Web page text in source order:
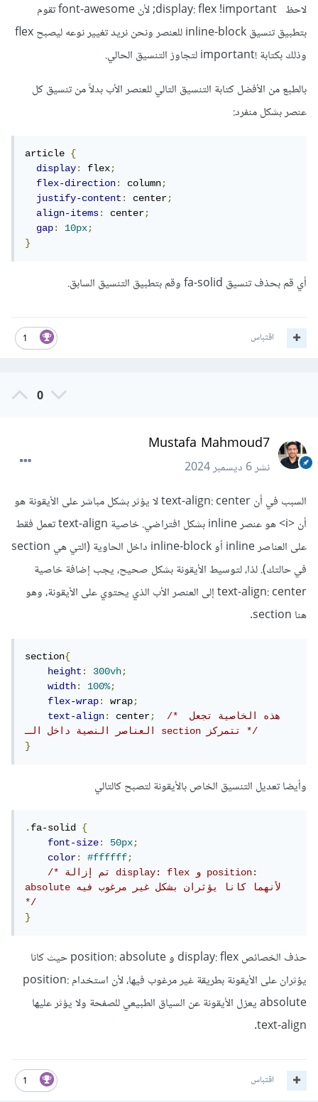
لاحظ display: flex !important; لأن font-awesome تقوم
بتطبيق تنسيق inline-block للعنصر ونحن نريد تغيير نوعه ليصبح flex
وذلك بكتابة !important لتجاوز التنسيق الحالي.
بالطبع من الأفضل كتابة التنسيق التالي للعنصر الأب بدلاً من تنسيق كل
عنصر بشكل منفرد:
article {
display: flex;
flex-direction: column;
justify-content: center;
align-items: center;
gap: 10px;
}
أي قم بحذف تنسيق fa-solid وقم بتطبيق التنسيق السابق.
1 اقتباس
0
Mustafa Mahmoud7
نشر6 ديسمبر 2024
السبب في أن text-align: center لا يؤثر بشكل مباشر على الأيقونة هو
أن <i> هو عنصر inline بشكل افتراضي. خاصية text-align تعمل فقط
على العناصر inline أو inline-block داخل الحاوية (التي هي section
في حالتك). لذا، لتوسيط الأيقونة بشكل صحيح، يجب إضافة خاصية
text-align: center إلى العنصر الأب الذي يحتوي على الأيقونة، وهو
هنا section.
section{
height: 300vh;
width: 100%;
flex-wrap: wrap;
text-align: center;
/* هذه الخاصية تجعل
العناصر النصية داخل الـ section تتمركز */
}
وأيضا تعديل التنسيق الخاص بالأيقونة لتصبح كالتالي
.fa-solid {
font-size: 50px;
color: #ffffff;
/* تم إزالة display: flex و position:
absolute لأنهما كانا يؤثران بشكل غير مرغوب فيه
*/
}
حذف الخصائص display: flex و position: absolute حيث كانا
يؤثران على الأيقونة بطريقة غير مرغوب فيها، لأن استخدام position:
absolute يعزل الأيقونة عن السياق الطبيعي للصفحة ولا يؤثر عليها
text-align.
1 اقتباس